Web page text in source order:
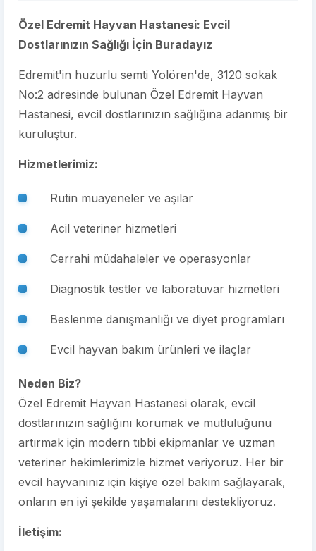
Özel Edremit Hayvan Hastanesi: Evcil
Dostlarınızın Sağlığı İçin Buradayız
Edremit'in huzurlu semti Yolören'de, 3120 sokak
No:2 adresinde bulunan Özel Edremit Hayvan
Hastanesi, evcil dostlarınızın sağlığına adanmış bir
kuruluştur.
Hizmetlerimiz:
Rutin muayeneler ve aşılar
Acil veteriner hizmetleri
Cerrahi müdahaleler ve operasyonlar
Diagnostik testler ve laboratuvar hizmetleri
Beslenme danışmanlığı ve diyet programları
Evcil hayvan bakım ürünleri ve ilaçlar
Neden Biz?
Özel Edremit Hayvan Hastanesi olarak, evcil
dostlarınızın sağlığını korumak ve mutluluğunu
artırmak için modern tıbbi ekipmanlar ve uzman
veteriner hekimlerimizle hizmet veriyoruz. Her bir
evcil hayvanınız için kişiye özel bakım sağlayarak,
onların en iyi şekilde yaşamalarını destekliyoruz.
İletişim: